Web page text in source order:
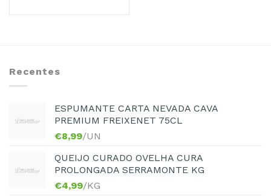
Recentes
ESPUMANTE CARTA NEVADA CAVA
PREMIUM FREIXENET 75CL
€8,99/UN
QUEIJO CURADO OVELHA CURA
PROLONGADA SERRAMONTE KG
€4,99/KG